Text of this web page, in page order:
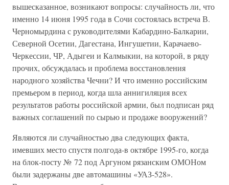
вышесказанное, возникают вопросы: случайность ли, что
именно 14 июня 1995 года в Сочи состоялась встреча В.
Черномырдина с руководителями Кабардино-Балкарии,
Северной Осетии, Дагестана, Ингушетии, Карачаево-
Черкессии, ЧР, Адыгеи и Калмыкии, на которой, в ряду
прочих, обсуждалась и проблема восстановления
народного хозяйства Чечни? И что именно российским
премьером в период, когда шла аннигиляция всех
результатов работы российской армии, был подписан ряд
важных соглашений по сырью и продаже вооружений?
Являются ли случайностью два следующих факта,
имевших место спустя полгода-в октябре 1995-го, когда
на блок-посту № 72 под Аргуном рязанским ОМОНом
были задержаны две автомашины «УАЗ-528».